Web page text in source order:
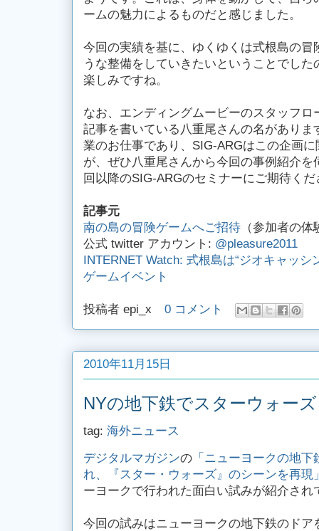
ームの魅力によるものだと感じました。
今回の実績を基に、ゆくゆくは式根島の
うな整備をしていきたいということでし
楽しみですね。
なお、エンディングムービーのスタッフ
記事を書いている八重尾さんの名があり
業のお仕事であり、SIG-ARGはこの企画
が、ぜひ八重尾さんから今回の事例紹介
回以降のSIG-ARGのセミナーにご期待くだ
記事元
南の島の冒険ゲームへご招待 （参加者の
公式 twitter アカウント: @pleasure2011
INTERNET Watch: 式根島は“ジオキャッ
ゲームイベント
投稿者 epi_x 0 コメント
2010年11月15日
NYの地下鉄でスターウォー
tag: 海外ニュース
デジタルマガジンの 「ニューヨークの地
れ、『スター・ウォーズ』のシーンを再現
ーヨークで行われた面白い試みが紹介され
今回の試みはニューヨークの地下鉄のド